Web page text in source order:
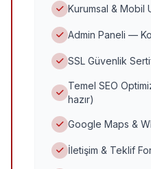
Kurumsal & Mobil
Admin Paneli —
SSL Güvenlik
Temel SEO
hazır)
Google Maps &
İletişim & Teklif